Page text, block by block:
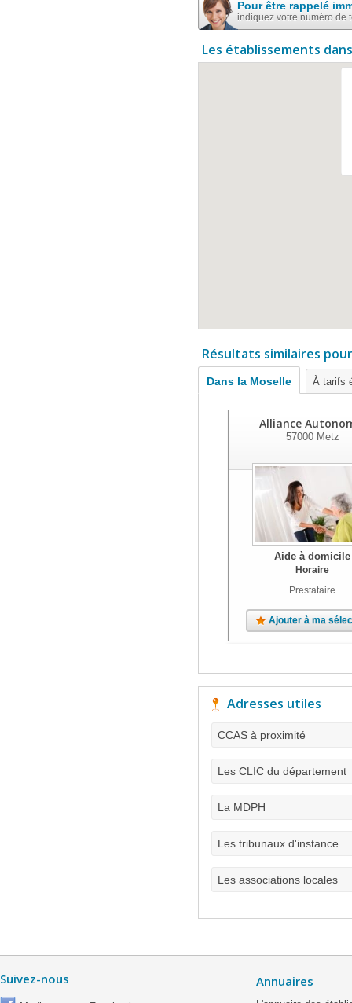
Pour être rappelé
indiquez votre numéro de
Les établissements
Résultats similaires
Dans la Moselle À tarifs
Alliance
57000Metz
Aide à domicile
Horaire
Prestataire
Ajouter à ma
Adresses utiles
CCAS à proximité
Les CLIC du département
La MDPH
Les tribunaux d'instance
Les associations locales
Suivez-nous Annuaires